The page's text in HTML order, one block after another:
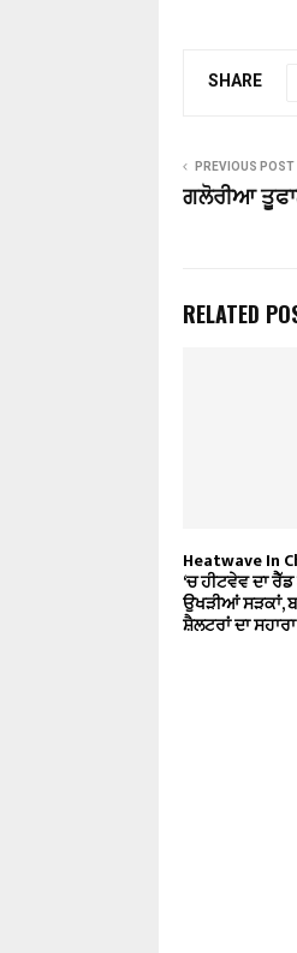
SHARE
PREVIOUS POST
ਗਲੋਰੀਆ
RELATED
Heatwave In
‘ਚ ਹੀਟਵੇਵ ਦਾ
ਉਖੜੀਆਂ ਸੜਕਾਂ,
ਸ਼ੈਲਟਰਾਂ ਦਾ